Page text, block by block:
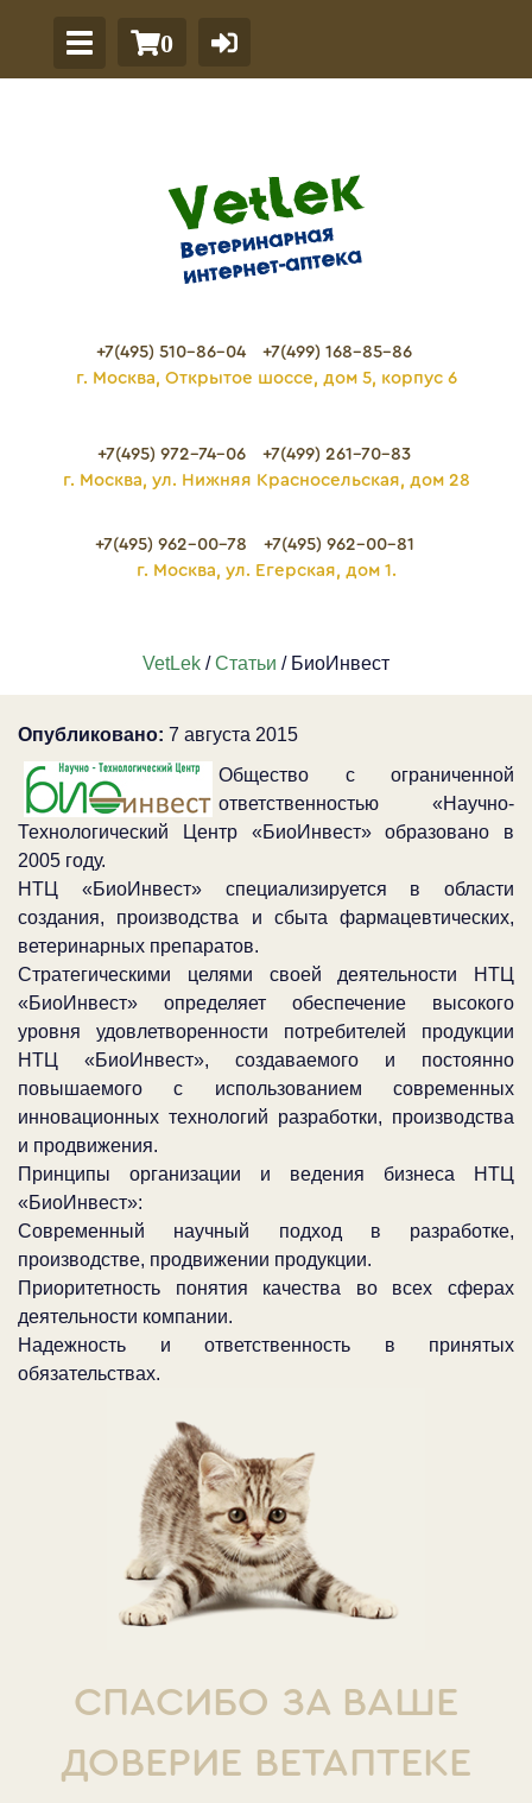
0
+7(495) 510-86-04
+7(499) 168-85-86
г. Москва, Открытое шоссе, дом 5, корпус 6
+7(495) 972-74-06
+7(499) 261-70-83
г. Москва, ул. Нижняя Красносельская, дом 28
+7(495) 962-00-78
+7(495) 962-00-81
г. Москва, ул. Егерская, дом 1.
VetLek /Статьи / БиоИнвест
Опубликовано: 7 августа 2015
Общество с ограниченной
ответственностью «Научно-
Технологический Центр «БиоИнвест» образовано в
2005 году.
НТЦ «БиоИнвест» специализируется в области
создания, производства и сбыта фармацевтических,
ветеринарных препаратов.
Стратегическими целями своей деятельности НТЦ
«БиоИнвест» определяет обеспечение высокого
уровня удовлетворенности потребителей продукции
НТЦ «БиоИнвест», создаваемого и постоянно
повышаемого с использованием современных
инновационных технологий разработки, производства
и продвижения.
Принципы организации и ведения бизнеса НТЦ
«БиоИнвест»:
Современный научный подход в разработке,
производстве, продвижении продукции.
Приоритетность понятия качества во всех сферах
деятельности компании.
Надежность и ответственность в принятых
обязательствах.
СПАСИБО ЗА ВАШЕ
ДОВЕРИЕ ВЕТАПТЕКЕ